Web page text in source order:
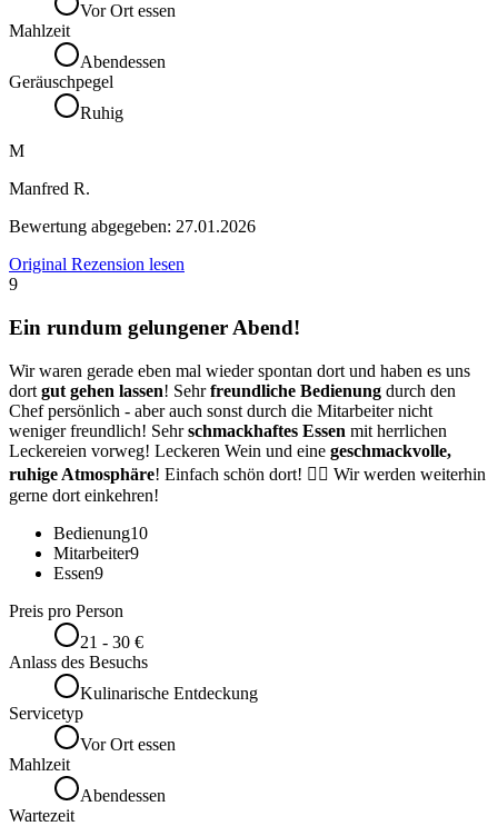
Vor Ort essen
Mahlzeit
Abendessen
Geräuschpegel
Ruhig
M
Manfred R.
Bewertung abgegeben: 27.01.2026
Original Rezension lesen
9
Ein rundum gelungener Abend!
Wir waren gerade eben mal wieder spontan dort und haben es uns
dort gut gehen lassen! Sehrfreundliche Bedienung durch den
Chef persönlich - aber auch sonst durch die Mitarbeiter nicht
weniger freundlich! Sehrschmackhaftes Essen mit herrlichen
Leckereien vorweg! Leckeren Wein und eine geschmackvolle,
ruhige Atmosphäre! Einfach schön dort! 👍🏼 Wir werden weiterhin
gerne dort einkehren!
Bedienung10
Mitarbeiter9
Essen9
Preis pro Person
21 - 30 €
Anlass des Besuchs
Kulinarische Entdeckung
Servicetyp
Vor Ort essen
Mahlzeit
Abendessen
Wartezeit